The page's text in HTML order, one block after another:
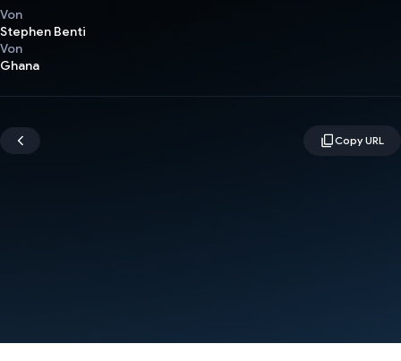
Von
Stephen Benti
Von
Ghana